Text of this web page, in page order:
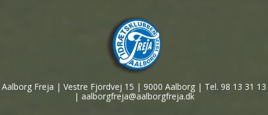
Aalborg Freja | Vestre Fjordvej 15 | 9000 Aalborg | Tel. 98 13 31 13
| aalborgfreja@aalborgfreja.dk